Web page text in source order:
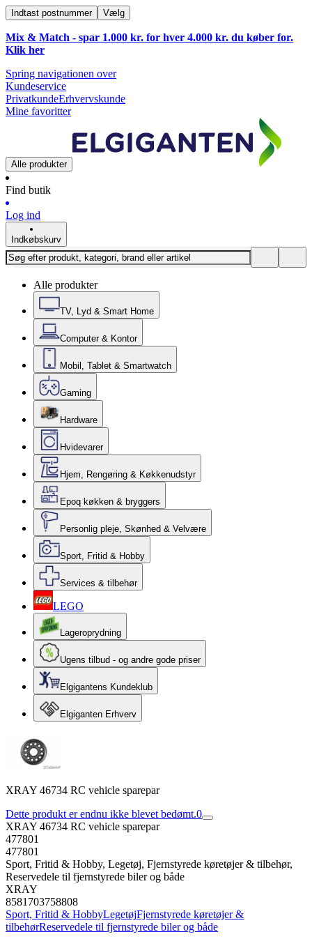
Indtast postnummer Vælg
Mix & Match - spar 1.000 kr. for hver 4.000 kr. du køber for.
Klik her
Spring navigationen over
Kundeservice
PrivatkundeErhvervskunde
Mine favoritter
Alle produkter
Find butik
Log ind
Indkøbskurv
Alle produkter
TV, Lyd & Smart Home
Computer & Kontor
Mobil, Tablet & Smartwatch
Gaming
Hardware
Hvidevarer
Hjem, Rengøring & Køkkenudstyr
Epoq køkken & bryggers
Personlig pleje, Skønhed & Velvære
Sport, Fritid & Hobby
Services & tilbehør
LEGO
Lageroprydning
Ugens tilbud - og andre gode priser
Elgigantens Kundeklub
Elgiganten Erhverv
XRAY 46734 RC vehicle sparepar
Dette produkt er endnu ikke blevet bedømt.0
XRAY 46734 RC vehicle sparepar
477801
477801
Sport, Fritid & Hobby, Legetøj, Fjernstyrede køretøjer & tilbehør,
Reservedele til fjernstyrede biler og både
XRAY
8581703758808
Sport, Fritid & HobbyLegetøjFjernstyrede køretøjer &
tilbehørReservedele til fjernstyrede biler og både